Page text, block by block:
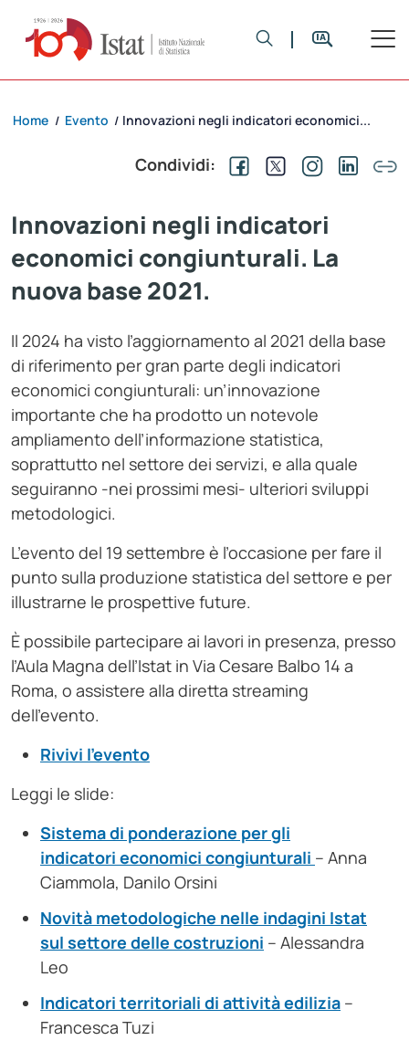
Home / Evento / Innovazioni negli indicatori economici...
Condividi:
Innovazioni negli indicatori
economici congiunturali. La
nuova base 2021.
Il 2024 ha visto l’aggiornamento al 2021 della base
di riferimento per gran parte degli indicatori
economici congiunturali: un’innovazione
importante che ha prodotto un notevole
ampliamento dell’informazione statistica,
soprattutto nel settore dei servizi, e alla quale
seguiranno -nei prossimi mesi- ulteriori sviluppi
metodologici.
L’evento del 19 settembre è l’occasione per fare il
punto sulla produzione statistica del settore e per
illustrarne le prospettive future.
È possibile partecipare ai lavori in presenza, presso
l’Aula Magna dell’Istat in Via Cesare Balbo 14 a
Roma, o assistere alla diretta streaming
dell’evento.
Rivivi l’evento
Leggi le slide:
Sistema di ponderazione per gli
indicatori economici congiunturali – Anna
Ciammola, Danilo Orsini
Novità metodologiche nelle indagini Istat
sul settore delle costruzioni – Alessandra
Leo
Indicatori territoriali di attività edilizia –
Francesca Tuzi